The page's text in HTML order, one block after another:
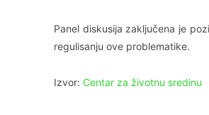
Panel diskusija zaključena je
regulisanju ove problematike.
Izvor: Centar za životnu sredinu